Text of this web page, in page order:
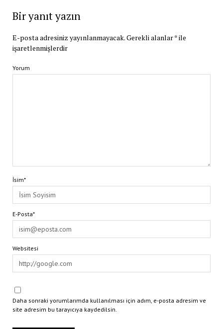
Bir yanıt yazın
E-posta adresiniz yayınlanmayacak.Gerekli alanlar*ile
işaretlenmişlerdir
Yorum
İsim*
E-Posta*
Websitesi
Daha sonraki yorumlarımda kullanılması için adım, e-posta adresim ve
site adresim bu tarayıcıya kaydedilsin.